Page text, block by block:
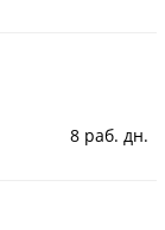
8 раб. дн.